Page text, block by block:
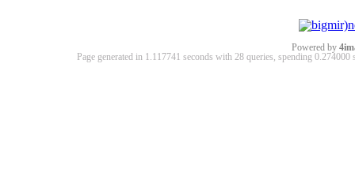
Powered by
Page generated in 1.117741 seconds with 28 queries, spending